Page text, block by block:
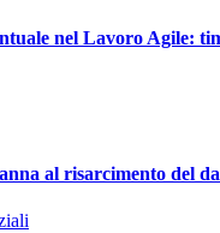
nel Lavoro Agile:
al risarcimento del